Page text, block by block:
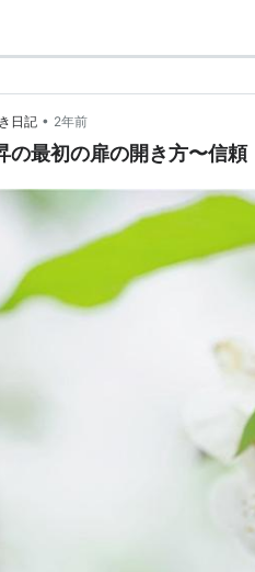
日記 • 2年前
の最初の扉の開き方〜信頼